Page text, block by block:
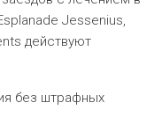
Jessenius,
действуют
без штрафных